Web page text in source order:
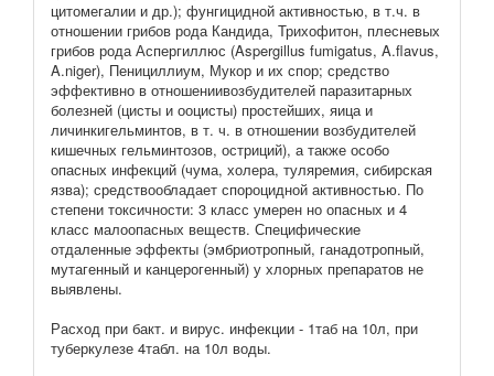
цитомегалии и др.); фунгицидной активностью, в т.ч. в
отношении грибов рода Кандида, Трихофитон, плесневых
грибов рода Аспергиллюс (Aspergillus fumigatus, A.flavus,
A.niger), Пенициллиум, Мукор и их спор; средство
эффективно в отношениивозбудителей паразитарных
болезней (цисты и ооцисты) простейших, яица и
личинкигельминтов, в т. ч. в отношении возбудителей
кишечных гельминтозов, остриций), а также особо
опасных инфекций (чума, холера, туляремия, сибирская
язва); средствообладает спороцидной активностью. По
степени токсичности: 3 класс умерен но опасных и 4
класс малоопасных веществ. Специфические
отдаленные эффекты (эмбриотропный, ганадотропный,
мутагенный и канцерогенный) у хлорных препаратов не
выявлены.
Расход при бакт. и вирус. инфекции - 1таб на 10л, при
туберкулезе 4табл. на 10л воды.